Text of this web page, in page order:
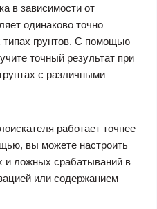
в зависимости от
одинаково точно
грунтов. С помощью
точный результат при
с различными
работает точнее
вы можете настроить
и ложных срабатываний в
или содержанием